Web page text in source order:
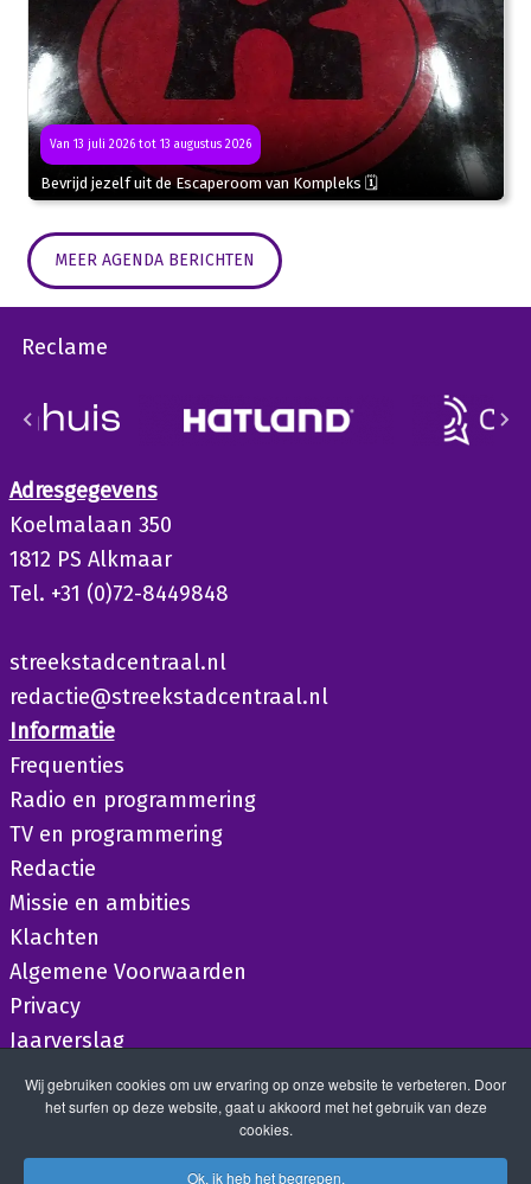
Van 13 juli 2026 tot 13 augustus 2026
Bevrijd jezelf uit de Escaperoom van Kompleks 🗓
MEER AGENDA BERICHTEN
Reclame
Adresgegevens
Koelmalaan 350
1812 PS Alkmaar
Tel. +31 (0)72-8449848
streekstadcentraal.nl
redactie@streekstadcentraal.nl
Informatie
Frequenties
Radio en programmering
TV en programmering
Redactie
Missie en ambities
Klachten
Algemene Voorwaarden
Privacy
Jaarverslag
Wij gebruiken cookies om uw ervaring op onze website te verbeteren. Door
het surfen op deze website, gaat u akkoord met het gebruik van deze
cookies.
Ok, ik heb het begrepen.